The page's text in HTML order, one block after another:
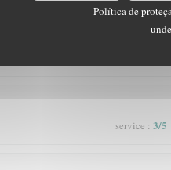
Política de
service:5/5
service : 3/5